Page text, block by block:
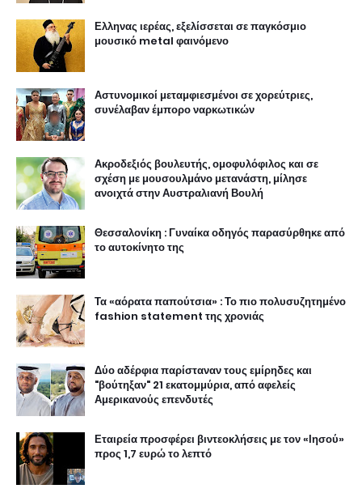
Ελληνας ιερέας, εξελίσσεται σε παγκόσμιο
μουσικό metal φαινόμενο
Αστυνομικοί μεταμφιεσμένοι σε χορεύτριες,
συνέλαβαν έμπορο ναρκωτικών
Ακροδεξιός βουλευτής, ομοφυλόφιλος και σε
σχέση με μουσουλμάνο μετανάστη, μίλησε
ανοιχτά στην Αυστραλιανή Βουλή
Θεσσαλονίκη : Γυναίκα οδηγός παρασύρθηκε από
το αυτοκίνητο της
Τα «αόρατα παπούτσια» : Το πιο πολυσυζητημένο
fashion statement της χρονιάς
Δύο αδέρφια παρίσταναν τους εμίρηδες και
"βούτηξαν" 21 εκατομμύρια, από αφελείς
Αμερικανούς επενδυτές
Εταιρεία προσφέρει βιντεοκλήσεις με τον «Ιησού»
προς 1,7 ευρώ το λεπτό